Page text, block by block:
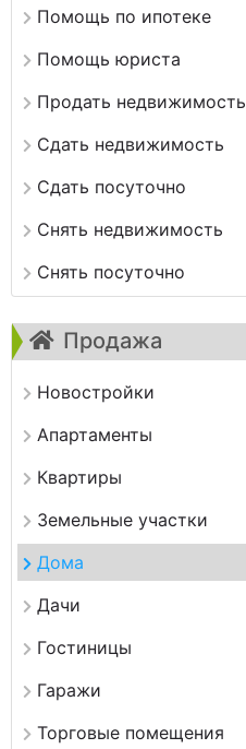
Помощь по ипотеке
Помощь юриста
Продать недвижимость
Сдать недвижимость
Сдать посуточно
Снять недвижимость
Снять посуточно
Продажа
Новостройки
Апартаменты
Квартиры
Земельные участки
Дома
Дачи
Гостиницы
Гаражи
Торговые помещения